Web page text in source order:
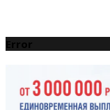
Error